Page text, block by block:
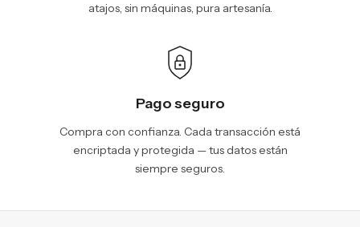
atajos, sin máquinas, pura artesanía.
Pago seguro
Compra con confianza. Cada transacción está
encriptada y protegida — tus datos están
siempre seguros.